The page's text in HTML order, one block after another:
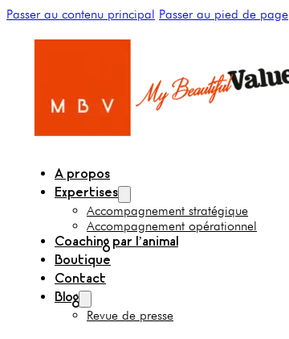
Passer au contenu principal Passer au pied de page
A propos
Expertises
Accompagnement stratégique
Accompagnement opérationnel
Coaching par l’animal
Boutique
Contact
Blog
Revue de presse